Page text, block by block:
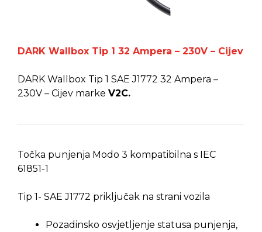
DARK Wallbox Tip 1 32 Ampera – 230V – Cijev
DARK Wallbox Tip 1 SAE J1772 32 Ampera –
230V – Cijev marke V2C.
Točka punjenja Modo 3 kompatibilna s IEC
61851-1
Tip 1- SAE J1772 priključak na strani vozila
Pozadinsko osvjetljenje statusa punjenja,